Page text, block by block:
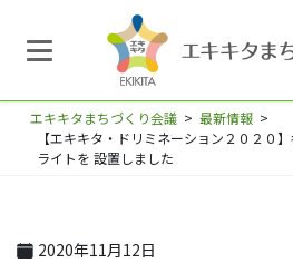
エキキタまちづくり会議 > 最新情報 >
【エキキタ・ドリミネーション２０２０
ライトを 設置しました
2020年11月12日